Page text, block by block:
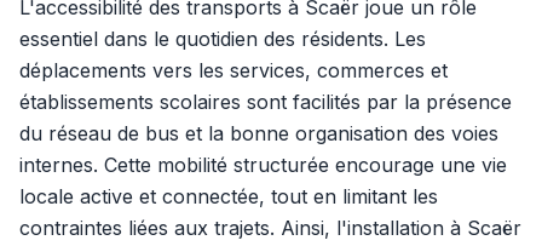
L'accessibilité des transports à Scaër joue un rôle
essentiel dans le quotidien des résidents. Les
déplacements vers les services, commerces et
établissements scolaires sont facilités par la présence
du réseau de bus et la bonne organisation des voies
internes. Cette mobilité structurée encourage une vie
locale active et connectée, tout en limitant les
contraintes liées aux trajets. Ainsi, l'installation à Scaër